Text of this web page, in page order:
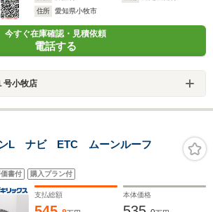
住所
愛知県小牧市
今すぐ在庫確認・見積依頼
電話する
号小牧店
L ナビ ETC ムーンルーフ
書付 購入プラン付
支払総額 本体価格